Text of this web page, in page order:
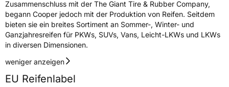
Herstellerkontakt Cooper Tire & Rubber Company España,
S.L., Mari Paz del Valle Madrid,
www.coopertire.de
Zusammenschluss mit der The Giant Tire & Rubber Company,
begann Cooper jedoch mit der Produktion von Reifen. Seitdem
bieten sie ein breites Sortiment an Sommer-, Winter- und
Ganzjahresreifen für PKWs, SUVs, Vans, Leicht-LKWs und LKWs
in diversen Dimensionen.
weniger anzeigen
EU Reifenlabel